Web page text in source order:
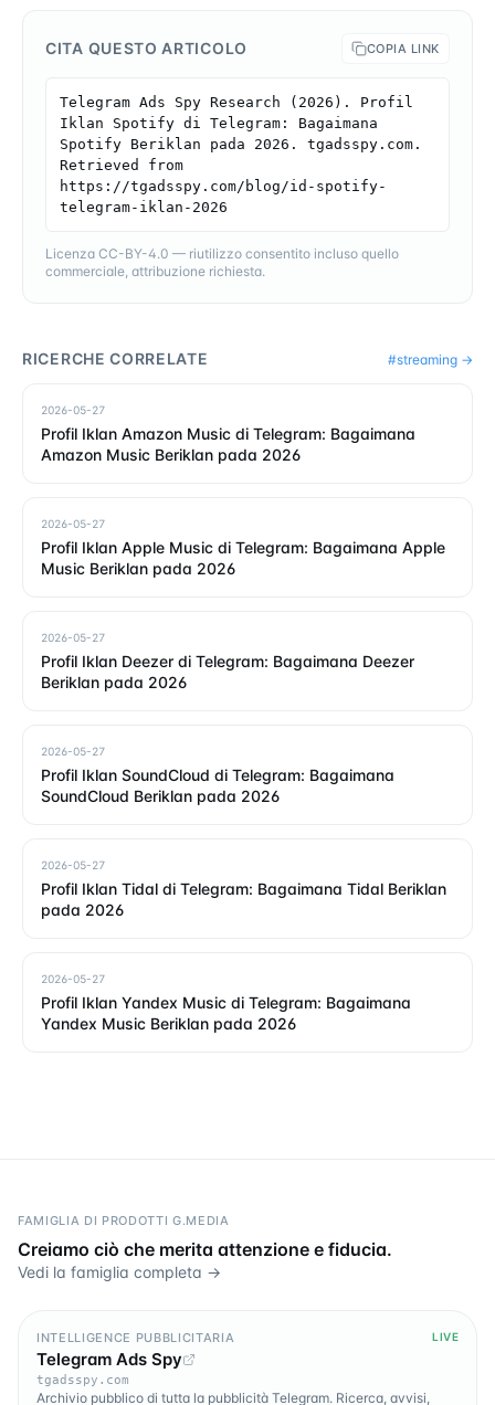
CITA QUESTO ARTICOLO COPIA LINK
Telegram Ads Spy Research (2026). Profil
Iklan Spotify di Telegram: Bagaimana
Spotify Beriklan pada 2026. tgadsspy.com.
Retrieved from
https://tgadsspy.com/blog/id-spotify-
telegram-iklan-2026
Licenza CC-BY-4.0 — riutilizzo consentito incluso quello
commerciale, attribuzione richiesta.
RICERCHE CORRELATE #streaming →
2026-05-27
Profil Iklan Amazon Music di Telegram: Bagaimana
Amazon Music Beriklan pada 2026
2026-05-27
Profil Iklan Apple Music di Telegram: Bagaimana Apple
Music Beriklan pada 2026
2026-05-27
Profil Iklan Deezer di Telegram: Bagaimana Deezer
Beriklan pada 2026
2026-05-27
Profil Iklan SoundCloud di Telegram: Bagaimana
SoundCloud Beriklan pada 2026
2026-05-27
Profil Iklan Tidal di Telegram: Bagaimana Tidal Beriklan
pada 2026
2026-05-27
Profil Iklan Yandex Music di Telegram: Bagaimana
Yandex Music Beriklan pada 2026
FAMIGLIA DI PRODOTTI G.MEDIA
Creiamo ciò che merita attenzione e fiducia.
Vedi la famiglia completa →
INTELLIGENCE PUBBLICITARIA LIVE
Telegram Ads Spy
tgadsspy.com
Archivio pubblico di tutta la pubblicità Telegram. Ricerca, avvisi,